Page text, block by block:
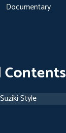
Documentary
Contents
42 m